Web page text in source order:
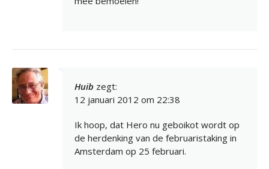
Huib zegt:
12 januari 2012 om 22:38
Ik hoop, dat Hero nu geboikot wordt op
de herdenking van de februaristaking in
Amsterdam op 25 februari.